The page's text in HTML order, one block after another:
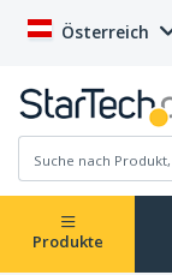
Österreich
Produkte